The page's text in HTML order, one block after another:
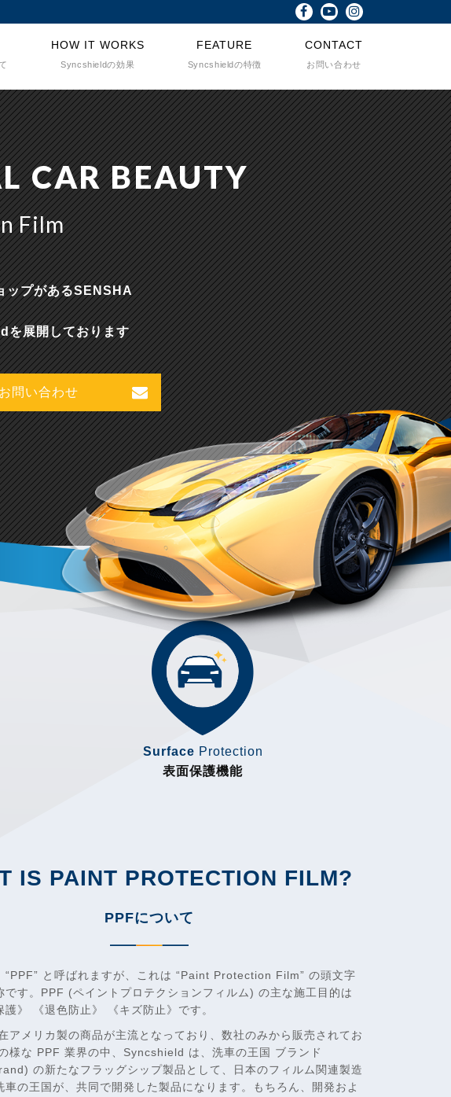
HOW IT WORKS
Syncshieldの効果
FEATURE
Syncshieldの特徴
CONTACT
お問い合わせ
CAR BEAUTY
Film
ップがあるSENSHA
を展開しております
お問い合わせ
Surface Protection
表面保護機能
IS PAINT PROTECTION FILM?
PPFについて
“PPF” と呼ばれますが、これは “Paint Protection Film” の頭文字
です。PPF (ペイントプロテクションフィルム) の主な施工目的は
護》 《退色防止》 《キズ防止》です。
アメリカ製の商品が主流となっており、数社のみから販売されてお
様な PPF 業界の中、Syncshield は、洗車の王国 ブランド
の新たなフラッグシップ製品として、日本のフィルム関連製造
車の王国が、共同で開発した製品になります。もちろん、開発およ